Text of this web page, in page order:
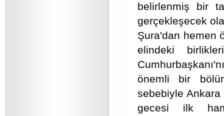
belirlenmiş bir
gerçekleşecek
Şura'dan hemen
elindeki
önemli bir
sebebiyle Ankara
gecesi ilk